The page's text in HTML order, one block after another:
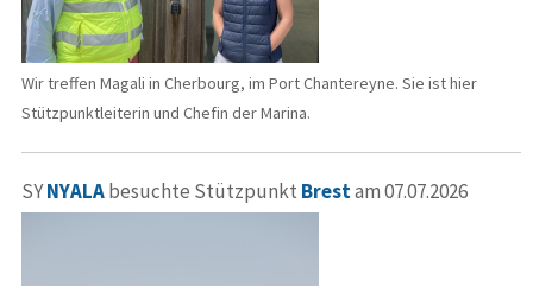
Wir treffen Magali in Cherbourg, im Port Chantereyne. Sie ist hier
Stützpunktleiterin und Chefin der Marina.
SYNYALAbesuchte Stützpunkt Brestam 07.07.2026